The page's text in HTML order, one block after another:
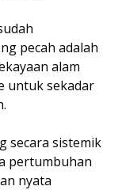
pecah adalah
alam
untuk sekadar
secara sistemik
pertumbuhan
nyata